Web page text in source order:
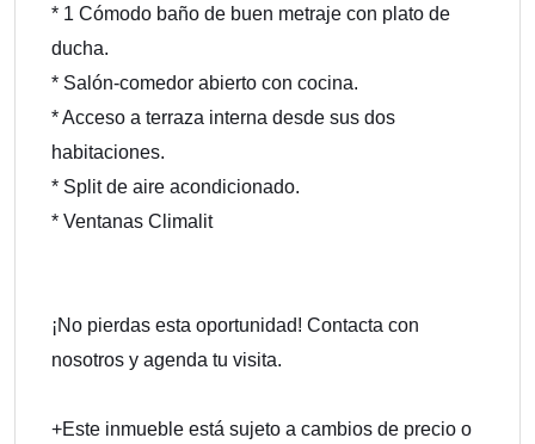
* 1 Cómodo baño de buen metraje con plato de
ducha.
* Salón-comedor abierto con cocina.
* Acceso a terraza interna desde sus dos
habitaciones.
* Split de aire acondicionado.
* Ventanas Climalit
¡No pierdas esta oportunidad! Contacta con
nosotros y agenda tu visita.
+Este inmueble está sujeto a cambios de precio o